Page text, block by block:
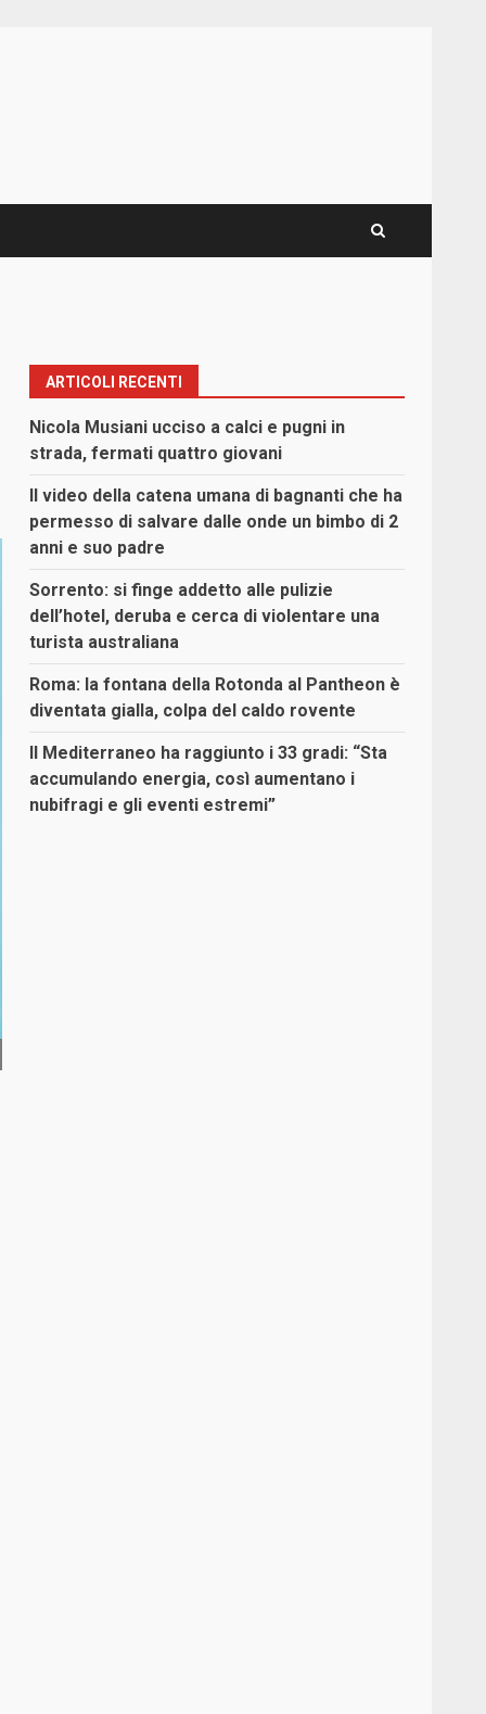
ARTICOLI RECENTI
Nicola Musiani ucciso a calci e pugni in
strada, fermati quattro giovani
Il video della catena umana di bagnanti che ha
permesso di salvare dalle onde un bimbo di 2
anni e suo padre
Sorrento: si finge addetto alle pulizie
dell’hotel, deruba e cerca di violentare una
turista australiana
Roma: la fontana della Rotonda al Pantheon è
diventata gialla, colpa del caldo rovente
Il Mediterraneo ha raggiunto i 33 gradi: “Sta
accumulando energia, così aumentano i
nubifragi e gli eventi estremi”